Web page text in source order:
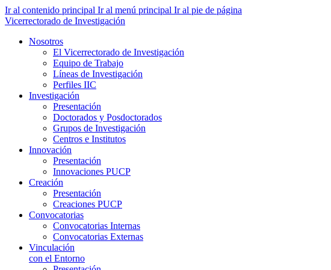
Ir al contenido principal Ir al menú principal Ir al pie de página
Vicerrectorado de Investigación
Nosotros
El Vicerrectorado de Investigación
Equipo de Trabajo
Líneas de Investigación
Perfiles IIC
Investigación
Presentación
Doctorados y Posdoctorados
Grupos de Investigación
Centros e Institutos
Innovación
Presentación
Innovaciones PUCP
Creación
Presentación
Creaciones PUCP
Convocatorias
Convocatorias Internas
Convocatorias Externas
Vinculación
con el Entorno